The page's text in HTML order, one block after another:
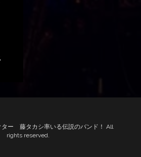
ー 藤タカシ率いる伝説のバンド！ All
rights reserved.